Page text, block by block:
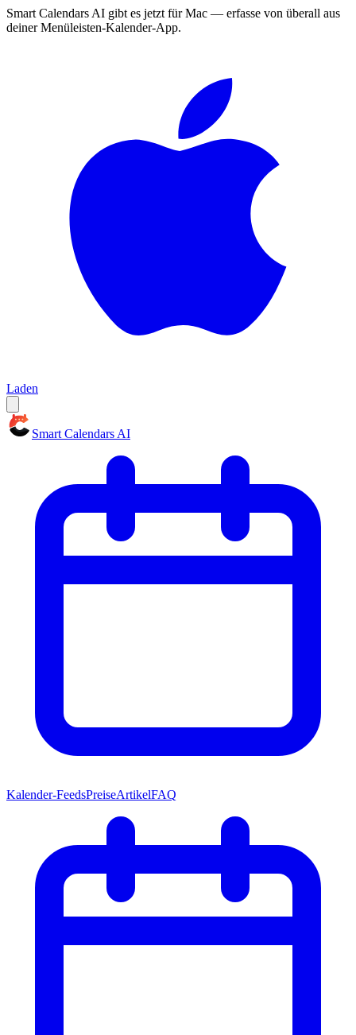
Smart Calendars AI gibt es jetzt für Mac — erfasse von überall aus
deiner Menüleisten-Kalender-App.
Laden
Smart Calendars AI
Kalender-FeedsPreiseArtikelFAQ